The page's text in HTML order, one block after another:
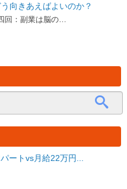
向きあえばよいのか？
回：副業は脳の…
ートvs月給22万円...